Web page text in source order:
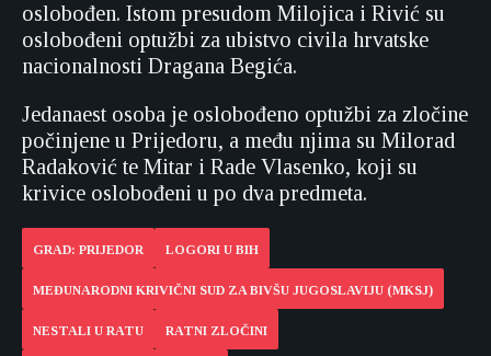
oslobođen. Istom presudom Milojica i Rivić su
oslobođeni optužbi za ubistvo civila hrvatske
nacionalnosti Dragana Begića.
Jedanaest osoba je oslobođeno optužbi za zločine
počinjene u Prijedoru, a među njima su Milorad
Radaković te Mitar i Rade Vlasenko, koji su
krivice oslobođeni u po dva predmeta.
GRAD: PRIJEDOR LOGORI U BIH
MEĐUNARODNI KRIVIČNI SUD ZA BIVŠU JUGOSLAVIJU (MKSJ)
NESTALI U RATU RATNI ZLOČINI